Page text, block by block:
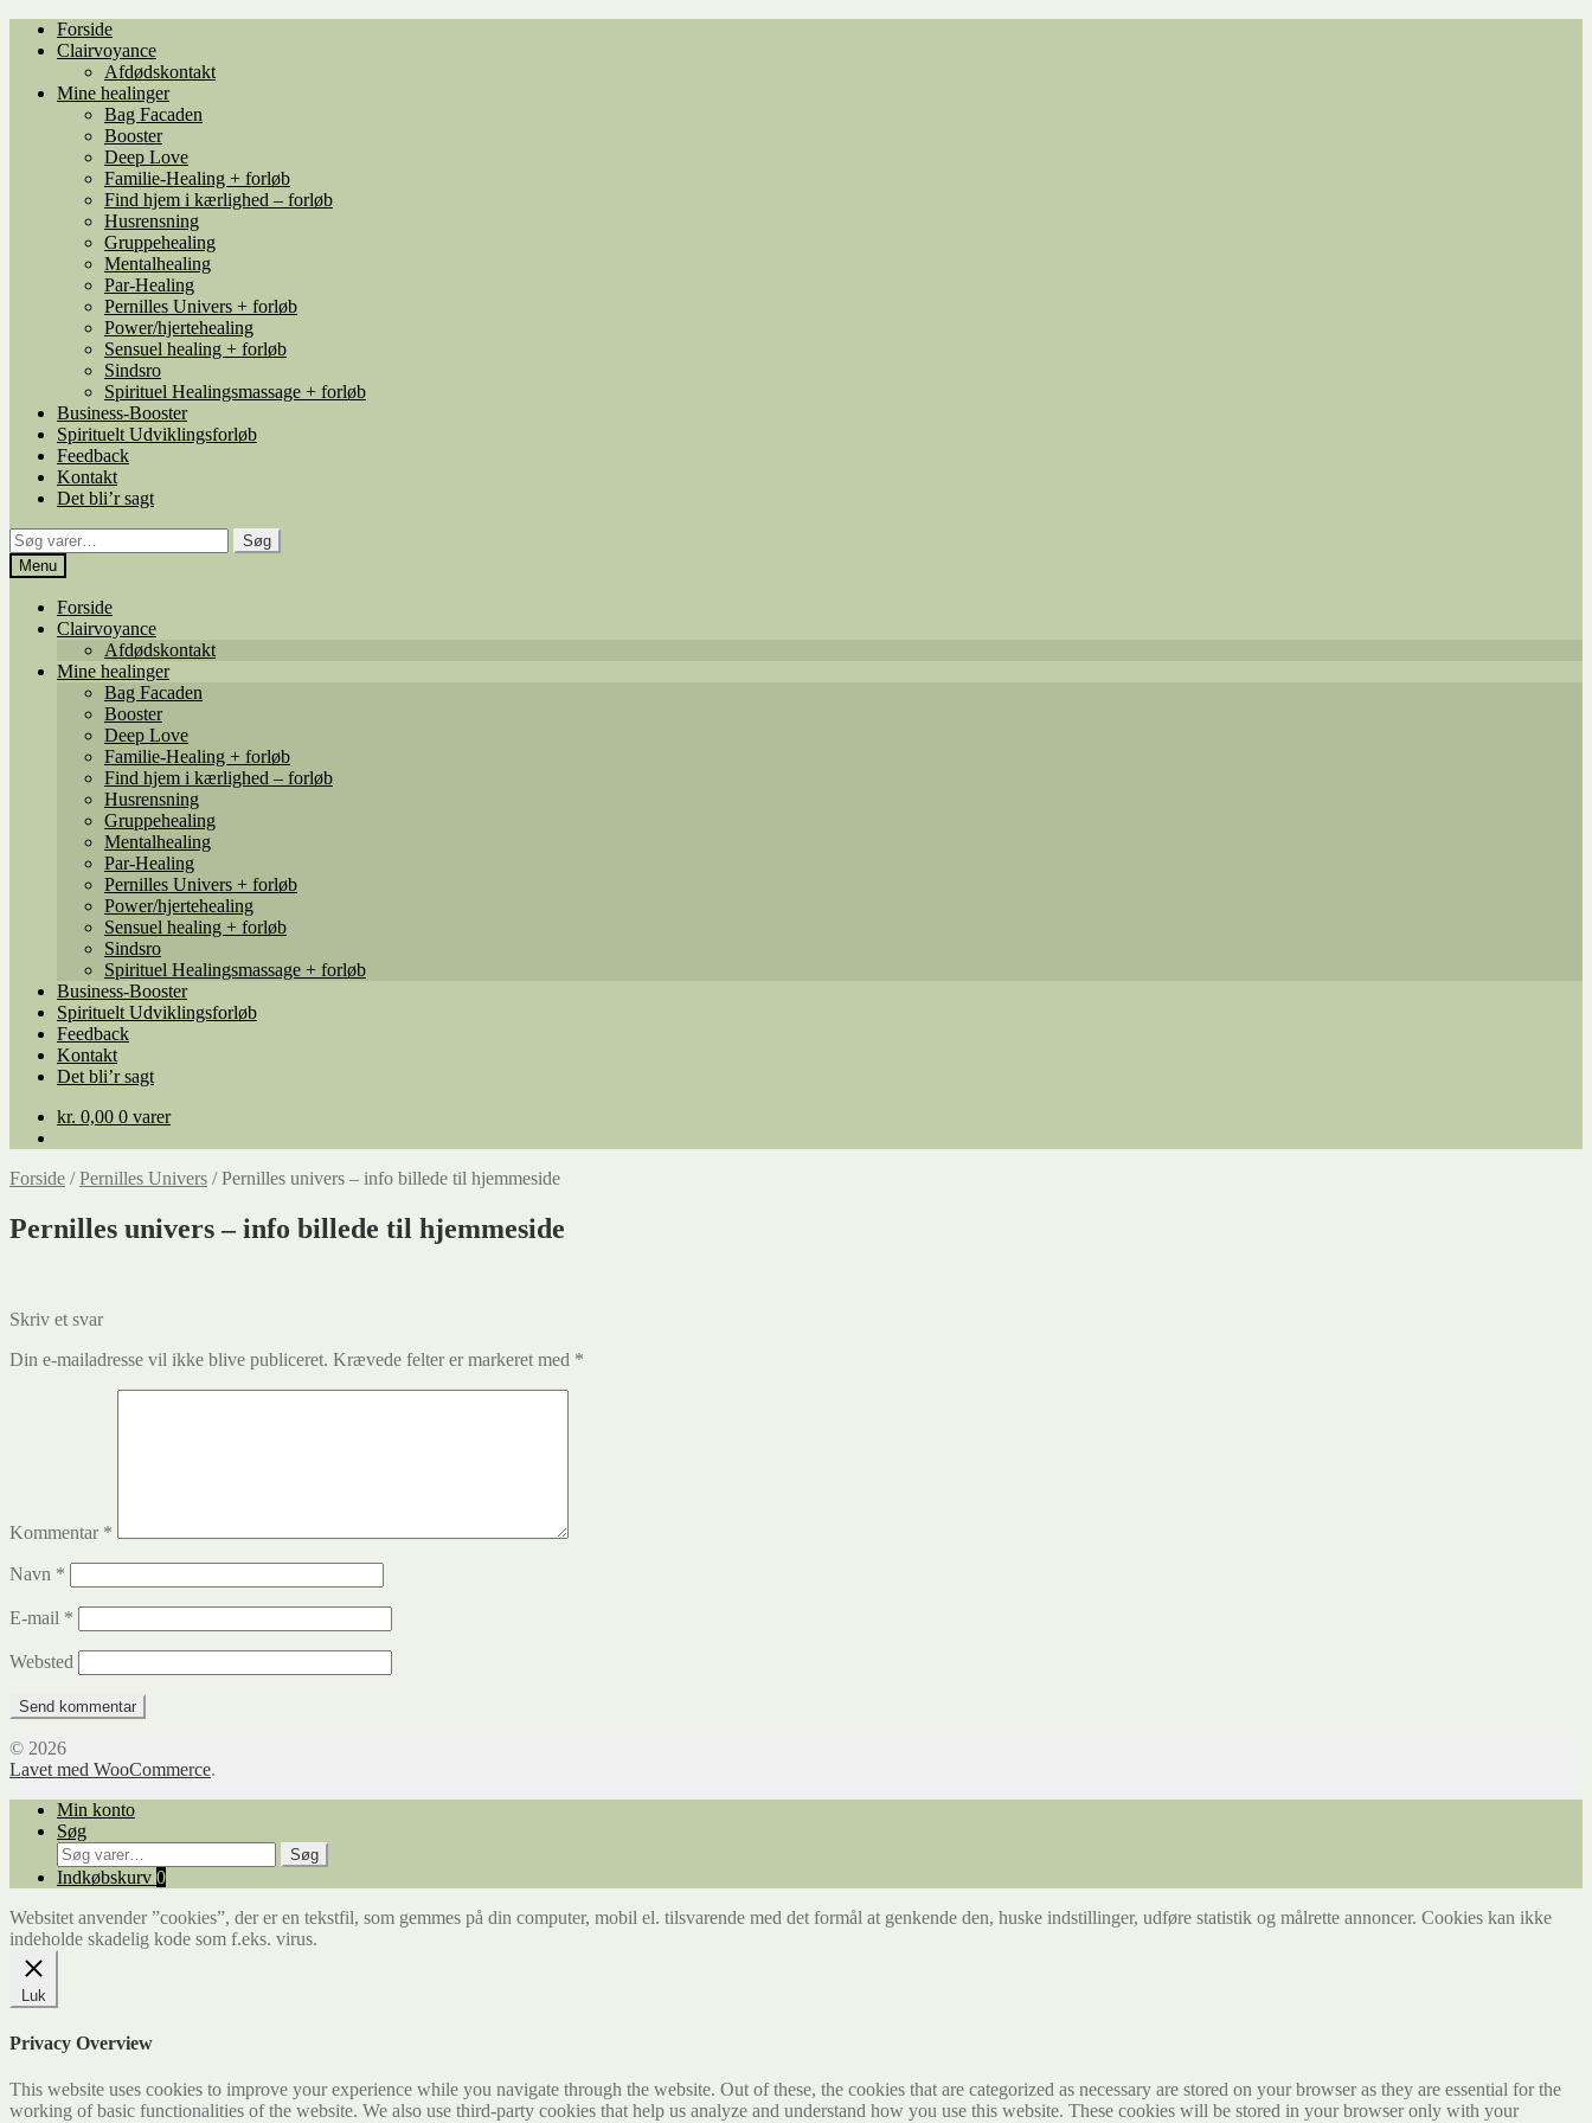
Spring
navigation
SpringForside
Clairvoyance
Afdødskontakt
Mine healinger
Bag Facaden
Booster
Deep Love
Familie-Healing + forløb
Find hjem i kærlighed – forløb
Husrensning
Gruppehealing
Mentalhealing
Par-Healing
Pernilles Univers + forløb
Power/hjertehealing
Sensuel healing + forløb
Sindsro
Spirituel Healingsmassage + forløb
Business-Booster
Spirituelt Udviklingsforløb
Feedback
Kontakt
Det bli’r sagt
Søg
efter:
Søg
Menu
Forside
Clairvoyance
Afdødskontakt
Mine healinger
Bag Facaden
Booster
Deep Love
Familie-Healing + forløb
Find hjem i kærlighed – forløb
Husrensning
Gruppehealing
Mentalhealing
Par-Healing
Pernilles Univers + forløb
Power/hjertehealing
Sensuel healing + forløb
Sindsro
Spirituel Healingsmassage + forløb
Business-Booster
Spirituelt Udviklingsforløb
Feedback
Kontakt
Det bli’r sagt
kr. 0,00 0 varer
Forside /Pernilles Univers /Pernilles univers – info billede til hjemmeside
Pernilles univers – info billede til hjemmeside
Skriv et svar
Din e-mailadresse vil ikke blive publiceret. Krævede felter er markeret med *
Kommentar *
Navn *
E-mail *
Websted
© 2026
Lavet med WooCommerce.
Min konto
Søg
Søg
efter:
Søg
Indkøbskurv 0
Websitet anvender ”cookies”, der er en tekstfil, som gemmes på din computer, mobil el. tilsvarende med det formål at genkende den, huske indstillinger, udføre statistik og målrette annoncer. Cookies kan ikke
indeholde skadelig kode som f.eks. virus.
Luk
Privacy Overview
This website uses cookies to improve your experience while you navigate through the website. Out of these, the cookies that are categorized as necessary are stored on your browser as they are essential for the
working of basic functionalities of the website. We also use third-party cookies that help us analyze and understand how you use this website. These cookies will be stored in your browser only with your